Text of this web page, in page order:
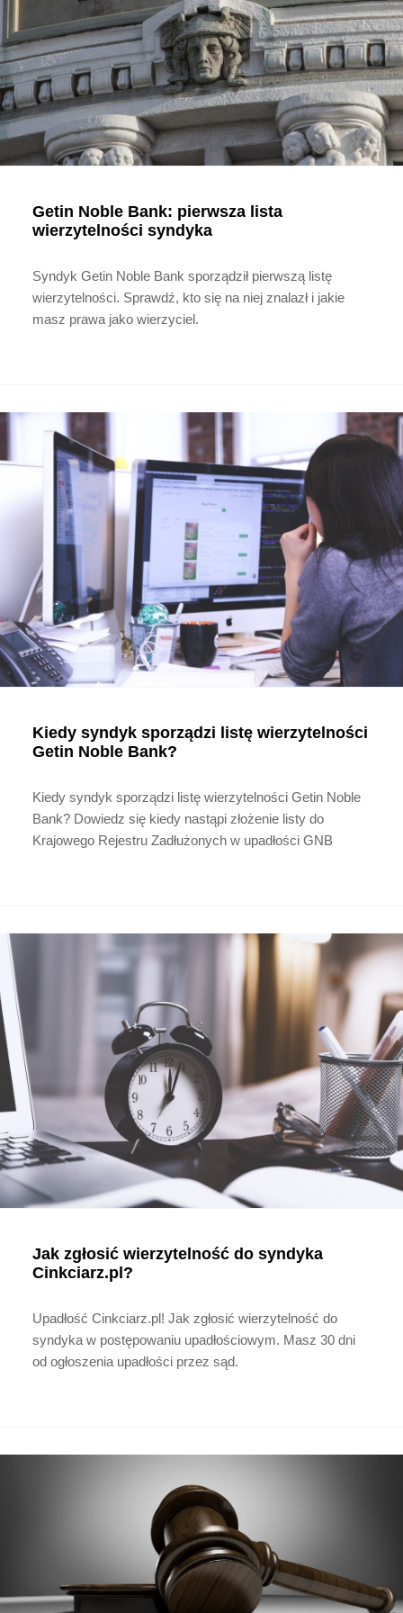
Getin Noble Bank: pierwsza lista
wierzytelności syndyka
Syndyk Getin Noble Bank sporządził pierwszą listę
wierzytelności. Sprawdź, kto się na niej znalazł i jakie
masz prawa jako wierzyciel.
Kiedy syndyk sporządzi listę wierzytelności
Getin Noble Bank?
Kiedy syndyk sporządzi listę wierzytelności Getin Noble
Bank? Dowiedz się kiedy nastąpi złożenie listy do
Krajowego Rejestru Zadłużonych w upadłości GNB
Jak zgłosić wierzytelność do syndyka
Cinkciarz.pl?
Upadłość Cinkciarz.pl! Jak zgłosić wierzytelność do
syndyka w postępowaniu upadłościowym. Masz 30 dni
od ogłoszenia upadłości przez sąd.